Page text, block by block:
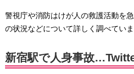
警視庁や消防はけが人の救護活動を
の状況などについて詳しく調べていま
新宿駅で人身事故